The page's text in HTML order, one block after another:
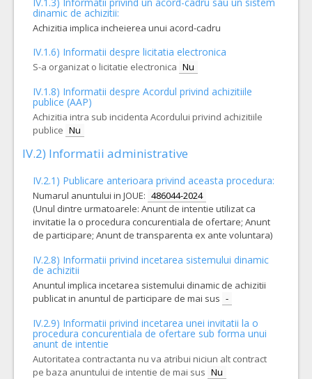
dinamic de achizitii:
Achizitia implica incheierea unui acord-cadru
IV.1.6) Informatii despre licitatia electronica
S-a organizat o licitatie electronica Nu
IV.1.8) Informatii despre Acordul privind achizitiile
publice (AAP)
Achizitia intra sub incidenta Acordului privind achizitiile
publice Nu
IV.2) Informatii administrative
IV.2.1) Publicare anterioara privind aceasta procedura:
Numarul anuntului in JOUE: 486044-2024
(Unul dintre urmatoarele: Anunt de intentie utilizat ca
invitatie la o procedura concurentiala de ofertare; Anunt
de participare; Anunt de transparenta ex ante voluntara)
IV.2.8) Informatii privind incetarea sistemului dinamic
de achizitii
Anuntul implica incetarea sistemului dinamic de achizitii
publicat in anuntul de participare de mai sus -
IV.2.9) Informatii privind incetarea unei invitatii la o
procedura concurentiala de ofertare sub forma unui
anunt de intentie
Autoritatea contractanta nu va atribui niciun alt contract
pe baza anuntului de intentie de mai sus Nu